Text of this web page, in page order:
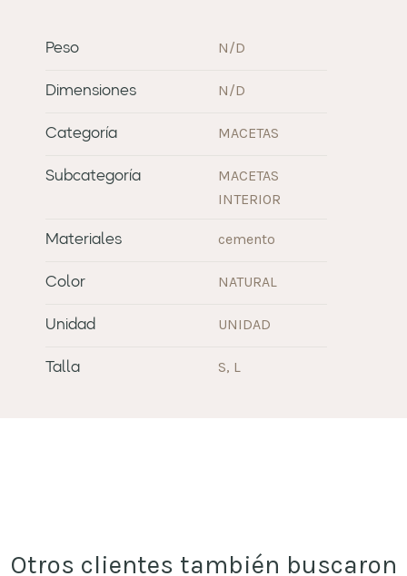
Peso N/D
Dimensiones N/D
Categoría MACETAS
Subcategoría
MACETAS
INTERIOR
Materiales cemento
Color NATURAL
Unidad UNIDAD
Talla S, L
Otros clientes también buscaron